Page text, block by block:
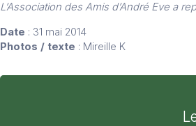
L’Association des Amis d’André Eve a
Date : 31 mai 2014
Photos / texte : Mireille K